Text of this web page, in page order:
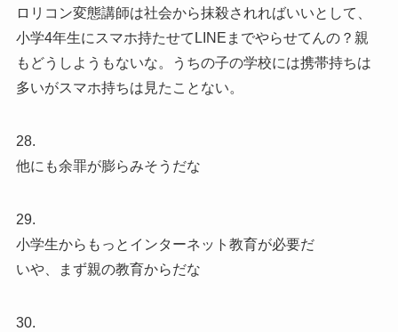
ロリコン変態講師は社会から抹殺されればいいとして、
小学4年生にスマホ持たせてLINEまでやらせてんの？親
もどうしようもないな。うちの子の学校には携帯持ちは
多いがスマホ持ちは見たことない。
28.
他にも余罪が膨らみそうだな
29.
小学生からもっとインターネット教育が必要だ
いや、まず親の教育からだな
30.